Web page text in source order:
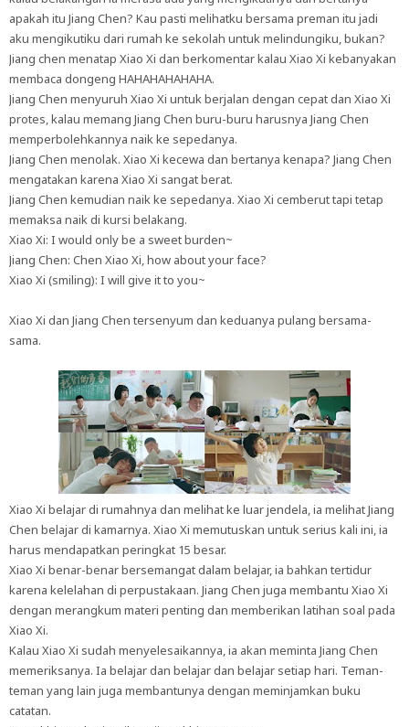
apakah itu Jiang Chen? Kau pasti melihatku bersama preman itu jadi
aku mengikutiku dari rumah ke sekolah untuk melindungiku, bukan?
Jiang chen menatap Xiao Xi dan berkomentar kalau Xiao Xi kebanyakan
membaca dongeng HAHAHAHAHAHA.
Jiang Chen menyuruh Xiao Xi untuk berjalan dengan cepat dan Xiao Xi
protes, kalau memang Jiang Chen buru-buru harusnya Jiang Chen
memperbolehkannya naik ke sepedanya.
Jiang Chen menolak. Xiao Xi kecewa dan bertanya kenapa? Jiang Chen
mengatakan karena Xiao Xi sangat berat.
Jiang Chen kemudian naik ke sepedanya. Xiao Xi cemberut tapi tetap
memaksa naik di kursi belakang.
Xiao Xi: I would only be a sweet burden~
Jiang Chen: Chen Xiao Xi, how about your face?
Xiao Xi (smiling): I will give it to you~
Xiao Xi dan Jiang Chen tersenyum dan keduanya pulang bersama-
sama.
Xiao Xi belajar di rumahnya dan melihat ke luar jendela, ia melihat Jiang
Chen belajar di kamarnya. Xiao Xi memutuskan untuk serius kali ini, ia
harus mendapatkan peringkat 15 besar.
Xiao Xi benar-benar bersemangat dalam belajar, ia bahkan tertidur
karena kelelahan di perpustakaan. Jiang Chen juga membantu Xiao Xi
dengan merangkum materi penting dan memberikan latihan soal pada
Xiao Xi.
Kalau Xiao Xi sudah menyelesaikannya, ia akan meminta Jiang Chen
memeriksanya. Ia belajar dan belajar dan belajar setiap hari. Teman-
teman yang lain juga membantunya dengan meminjamkan buku
catatan.